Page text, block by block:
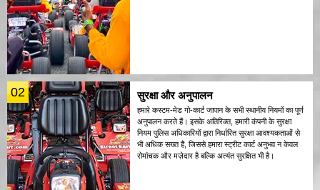
02 सुरक्षा और अनुपालन
हमारे कस्टम-मेड गो-कार्ट जापान के सभी स्थानीय नियमों का पूर्ण
अनुपालन करते हैं। इसके अतिरिक्त, हमारी कंपनी के सुरक्षा
नियम पुलिस अधिकारियों द्वारा निर्धारित सुरक्षा आवश्यकताओं से
भी अधिक सख्त हैं, जिससे हमारा स्ट्रीट कार्ट अनुभव न केवल
रोमांचक और मज़ेदार है बल्कि अत्यंत सुरक्षित भी है।